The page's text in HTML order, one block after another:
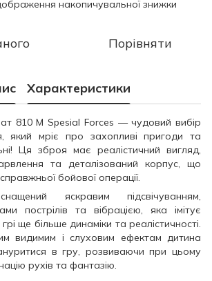
накопичувальної знижки
Порівняти
Характеристики
810 M Spesial Forces — чудовий вибір
який мріє про захопливі пригоди та
Ця зброя має реалістичний вигляд,
та деталізований корпус, що
бойової операції.
яскравим підсвічуванням,
пострілів та вібрацією, яка імітує
ще більше динаміки та реалістичності.
видимим і слуховим ефектам дитина
в гру, розвиваючи при цьому
рухів та фантазію.